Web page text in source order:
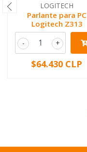
LOGITECH
Parlante para PC
Logitech Z313
+
-
$64.430 CLP